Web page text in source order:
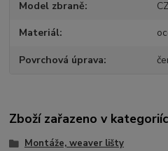
Model zbraně
Materiál
Povrchová úprava
Zboží zařazeno v
Montáže, weaver lišty